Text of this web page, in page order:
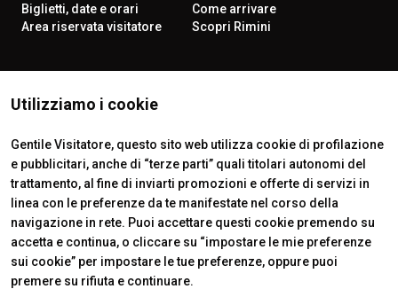
Utilizziamo i cookie
Gentile Visitatore, questo sito web utilizza cookie di profilazione
e pubblicitari, anche di “terze parti” quali titolari autonomi del
trattamento, al fine di inviarti promozioni e offerte di servizi in
linea con le preferenze da te manifestate nel corso della
navigazione in rete. Puoi accettare questi cookie premendo su
accetta e continua, o cliccare su “impostare le mie preferenze
sui cookie” per impostare le tue preferenze, oppure puoi
premere su rifiuta e continuare.
Biglietti, date e orari
Area riservata visitatore
Come arrivare
Scopri Rimini
ISTITUTI CERTIFICATORI